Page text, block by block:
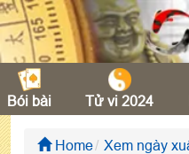
Bói bài Tử vi 2024
Home Xem ngày